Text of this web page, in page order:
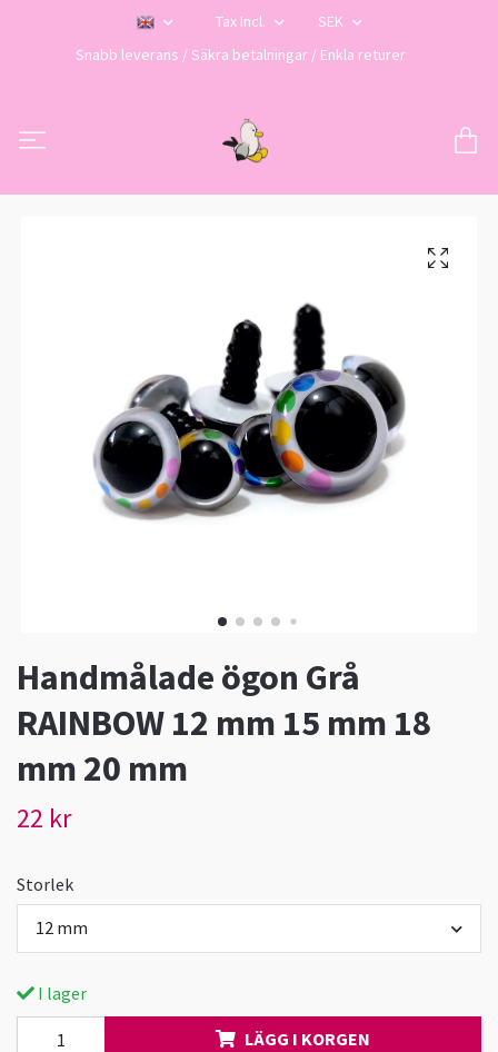
Tax Incl.
SEK
Snabb leverans / Säkra betalningar / Enkla returer
Handmålade ögon Grå
RAINBOW 12 mm 15 mm 18
mm 20 mm
22 kr
Storlek
12 mm
I lager
LÄGG I KORGEN